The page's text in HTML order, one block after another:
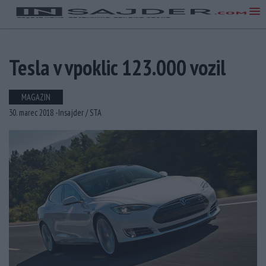
Tesla v vpoklic 123.000 vozil
MAGAZIN
30. marec 2018 -Insajder /STA